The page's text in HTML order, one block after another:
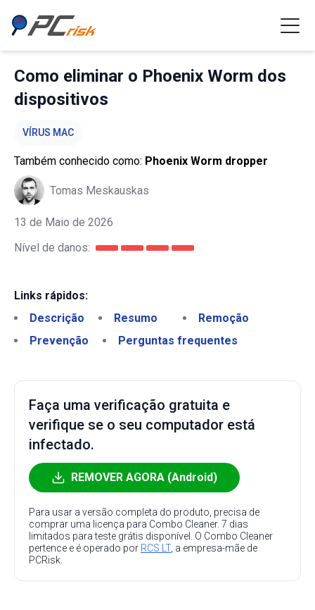
Como eliminar o Phoenix Worm dos
dispositivos
VÍRUS MAC
Também conhecido como: Phoenix Worm dropper
Tomas Meskauskas
13 de Maio de 2026
Nível de danos:
Links rápidos:
Descrição
Resumo
Remoção
Prevenção
Perguntas frequentes
Faça uma verificação gratuita e
verifique se o seu computador está
infectado.
REMOVER AGORA (Android)
Para usar a versão completa do produto, precisa de
comprar uma licença para Combo Cleaner. 7 dias
limitados para teste grátis disponível. O Combo Cleaner
pertence e é operado por RCS LT, a empresa-mãe de
PCRisk.